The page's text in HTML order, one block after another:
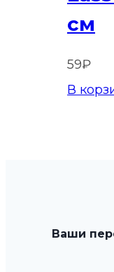
см
59₽
В
Ваши